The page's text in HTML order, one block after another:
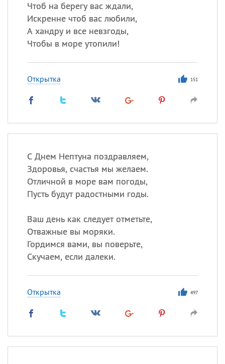
Чтоб на берегу вас ждали,
Искренне чтоб вас любили,
А хандру и все невзгоды,
Чтобы в море утопили!
Открытка 151
С Днем Нептуна поздравляем,
Здоровья, счастья мы желаем.
Отличной в море вам погоды,
Пусть будут радостными годы.
Ваш день как следует отметьте,
Отважные вы моряки.
Гордимся вами, вы поверьте,
Скучаем, если далеки.
Открытка 497
ИМЕНА
Сегодня празднуют именины
Посмотреть значениеи
происхождение